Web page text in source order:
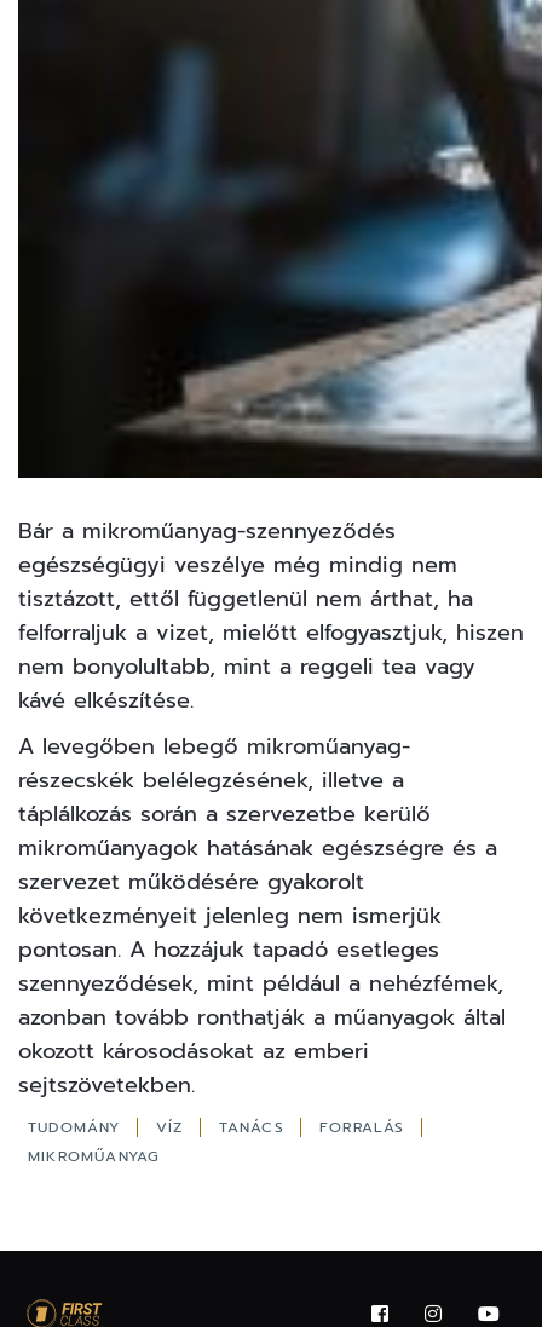
Bár a mikroműanyag-szennyeződés
egészségügyi veszélye még mindig nem
tisztázott, ettől függetlenül nem árthat, ha
felforraljuk a vizet, mielőtt elfogyasztjuk, hiszen
nem bonyolultabb, mint a reggeli tea vagy
kávé elkészítése.
A levegőben lebegő mikroműanyag-
részecskék belélegzésének, illetve a
táplálkozás során a szervezetbe kerülő
mikroműanyagok hatásának egészségre és a
szervezet működésére gyakorolt
következményeit jelenleg nem ismerjük
pontosan. A hozzájuk tapadó esetleges
szennyeződések, mint például a nehézfémek,
azonban tovább ronthatják a műanyagok által
okozott károsodásokat az emberi
sejtszövetekben.
TUDOMÁNY VÍZ TANÁCS
FORRALÁS
MIKROMŰANYAG